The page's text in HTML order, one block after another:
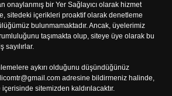
onaylanmış bir Yer Sağlayıcı olarak hizmet
sitedeki içerikleri proaktif olarak denetleme
bulunmamaktadır. Ancak, üyelerimiz
taşımakta olup, siteye üye olarak bu
sayılırlar.
aykırı olduğunu düşündüğünüz
adresine bildirmeniz halinde,
sitemizden kaldırılacaktır.